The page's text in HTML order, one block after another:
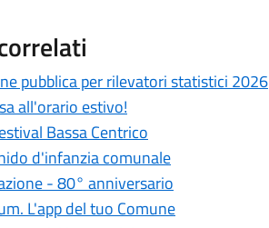
pubblica per rilevatori statistici 2026
all'orario estivo!
Bassa Centrico
d'infanzia comunale
- 80° anniversario
L'app del tuo Comune